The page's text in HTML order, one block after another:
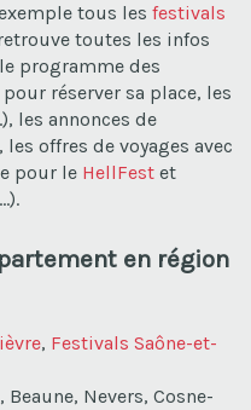
tous les festivals
toutes les infos
programme des
réserver sa place, les
les annonces de
offres de voyages avec
pour le HellFest et
en région
, Festivals Saône-et-
Nevers, Cosne-